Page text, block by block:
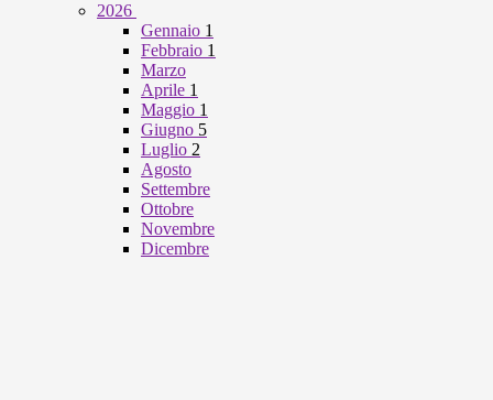
2026
Gennaio 1
Febbraio 1
Marzo
Aprile 1
Maggio 1
Giugno 5
Luglio 2
Agosto
Settembre
Ottobre
Novembre
Dicembre